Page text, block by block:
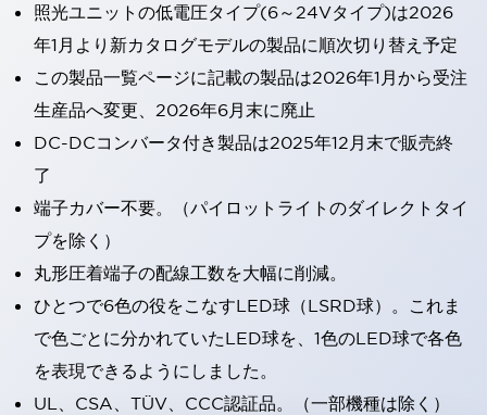
照光ユニットの低電圧タイプ(6～24Vタイプ)は2026
年1月より新カタログモデルの製品に順次切り替え予定
この製品一覧ページに記載の製品は2026年1月から受注
生産品へ変更、2026年6月末に廃止
DC-DCコンバータ付き製品は2025年12月末で販売終
了
端子カバー不要。（パイロットライトのダイレクトタイ
プを除く）
丸形圧着端子の配線工数を大幅に削減。
ひとつで6色の役をこなすLED球（LSRD球）。これま
で色ごとに分かれていたLED球を、1色のLED球で各色
を表現できるようにしました。
UL、CSA、TÜV、CCC認証品。（一部機種は除く）